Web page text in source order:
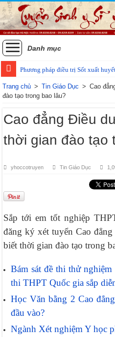
Danh mục
Phương pháp điều trị Sốt xuất
Các phương pháp điều trị zona
Trang chủ > Tin Giáo Dục > Cao
đào tạo trong bao lâu?
Cao đẳng Điều
thời gian đào tạo
yhoccotruyen Tin Giáo Dục
Sắp tới em tốt nghiệp
đăng ký xét tuyển Cao
biết thời gian đào tạo trong
Bám sát đề thi thử
thi THPT Quốc gia sắp
Học Văn bằng 2 Cao
đầu vào?
Ngành Xét nghiệm Y học